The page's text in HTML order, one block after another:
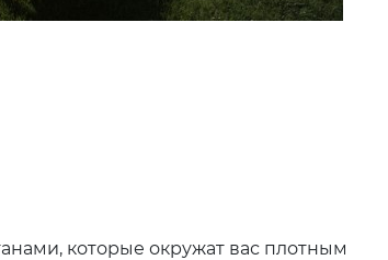
которые окружат вас плотным